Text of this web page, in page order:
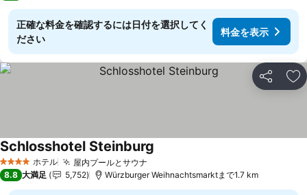
正確な料金を確認するには日付を選択してく
ださい
料金を表示
シェア お
4 ホテルのランク
ホテル 屋内プールとサウナ
Schlosshotel Steinburg
8.8 大満足 5,752 Würzburger Weihnachtsmarktまで1.7 km